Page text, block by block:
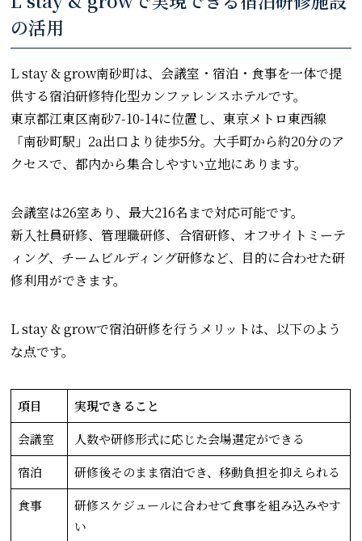
の活用
L stay & grow南砂町は、会議室・宿泊・食事を一体で提
供する宿泊研修特化型カンファレンスホテルです。
東京都江東区南砂7-10-14に位置し、東京メトロ東西線
「南砂町駅」2a出口より徒歩5分。大手町から約20分のア
クセスで、都内から集合しやすい立地にあります。
会議室は26室あり、最大216名まで対応可能です。
新入社員研修、管理職研修、合宿研修、オフサイトミーテ
ィング、チームビルディング研修など、目的に合わせた研
修利用ができます。
L stay & growで宿泊研修を行うメリットは、以下のよう
な点です。
項目
実現できること
会議室
人数や研修形式に応じた会場選定ができる
宿泊
研修後そのまま宿泊でき、移動負担を抑えられる
食事
研修スケジュールに合わせて食事を組み込みやす
い